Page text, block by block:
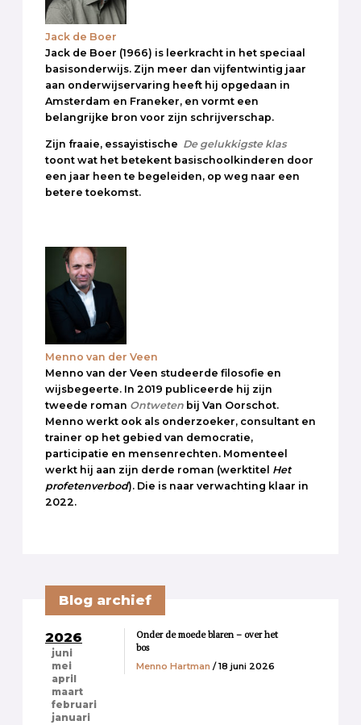
Jack de Boer
Jack de Boer (1966) is leerkracht in het speciaal
basisonderwijs. Zijn meer dan vijfentwintig jaar
aan onderwijservaring heeft hij opgedaan in
Amsterdam en Franeker, en vormt een
belangrijke bron voor zijn schrijverschap.
Zijn fraaie, essayistische De gelukkigste klas
toont wat het betekent basischoolkinderen door
een jaar heen te begeleiden, op weg naar een
betere toekomst.
Menno van der Veen
Menno van der Veen studeerde filosofie en
wijsbegeerte. In 2019 publiceerde hij zijn
tweede roman Ontweten bij Van Oorschot.
Menno werkt ook als onderzoeker, consultant en
trainer op het gebied van democratie,
participatie en mensenrechten. Momenteel
werkt hij aan zijn derde roman (werktitel Het
profetenverbod). Die is naar verwachting klaar in
2022.
Blog archief
2026
juni
mei
april
maart
februari
januari
Onder de moede blaren – over het
bos
Menno Hartman / 18 juni 2026